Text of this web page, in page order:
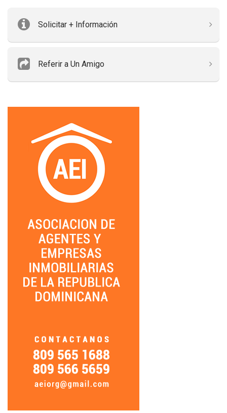
Solicitar + Información
Referir a Un Amigo